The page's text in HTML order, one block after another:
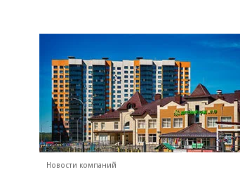
Новости компаний